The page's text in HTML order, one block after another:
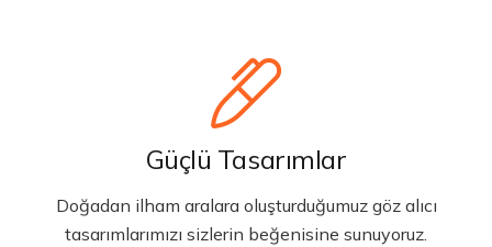
Güçlü Tasarımlar
Doğadan ilham aralara oluşturduğumuz göz alıcı
tasarımlarımızı sizlerin beğenisine sunuyoruz.